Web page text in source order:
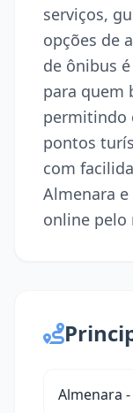
serviços,
opções de
de ônibus
para quem
permitindo
pontos
com
Almenara
online pelo
Almenara